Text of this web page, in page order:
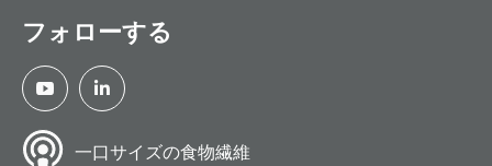
フォローする
一口サイズの食物繊維